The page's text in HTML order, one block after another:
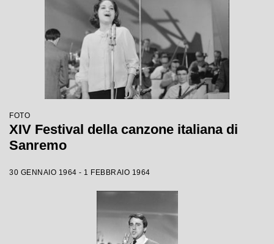
FOTO
XIV Festival della canzone italiana di
Sanremo
30 GENNAIO 1964 - 1 FEBBRAIO 1964